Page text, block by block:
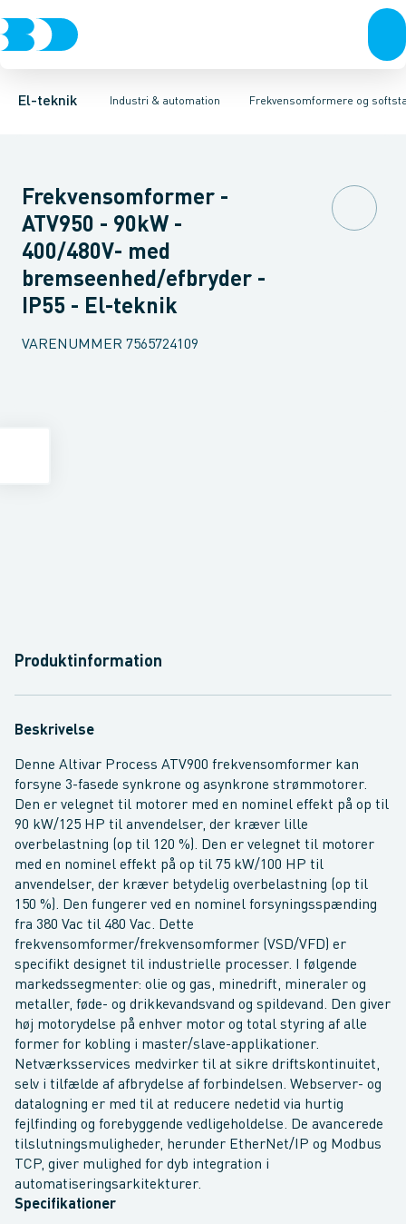
El-teknik Industri & automation
Afbrydere, stikkontakter & lampeudtagForgreningsmateriel
Frekvensomformere og
Industristiksystemer Frekvensomformere og softstartere
Frekvensomformer =˂1 kVFilter for lavspændingSoft Starter
Frekvensomformer -
ATV950 - 90kW -
400/480V- med
bremseenhed/efbryder -
IP55 - El-teknik
VARENUMMER 7565724109
Produktinformation
Beskrivelse
Denne Altivar Process ATV900 frekvensomformer kan
forsyne 3-fasede synkrone og asynkrone strømmotorer.
Den er velegnet til motorer med en nominel effekt på op til
90 kW/125 HP til anvendelser, der kræver lille
overbelastning (op til 120 %). Den er velegnet til motorer
med en nominel effekt på op til 75 kW/100 HP til
anvendelser, der kræver betydelig overbelastning (op til
150 %). Den fungerer ved en nominel forsyningsspænding
fra 380 Vac til 480 Vac. Dette
frekvensomformer/frekvensomformer (VSD/VFD) er
specifikt designet til industrielle processer. I følgende
markedssegmenter: olie og gas, minedrift, mineraler og
metaller, føde- og drikkevandsvand og spildevand. Den giver
høj motorydelse på enhver motor og total styring af alle
former for kobling i master/slave-applikationer.
Netværksservices medvirker til at sikre driftskontinuitet,
selv i tilfælde af afbrydelse af forbindelsen. Webserver- og
datalogning er med til at reducere nedetid via hurtig
fejlfinding og forebyggende vedligeholdelse. De avancerede
tilslutningsmuligheder, herunder EtherNet/IP og Modbus
TCP, giver mulighed for dyb integration i
automatiseringsarkitekturer.
Specifikationer